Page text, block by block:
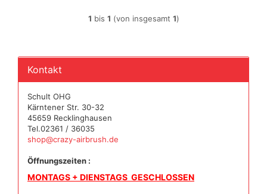
1 bis 1 (von insgesamt 1)
Kontakt
Schult OHG
Kärntener Str. 30-32
45659 Recklinghausen
Tel.02361 / 36035
shop@crazy-airbrush.de
Öffnungszeiten :
MONTAGS + DIENSTAGS GESCHLOSSEN